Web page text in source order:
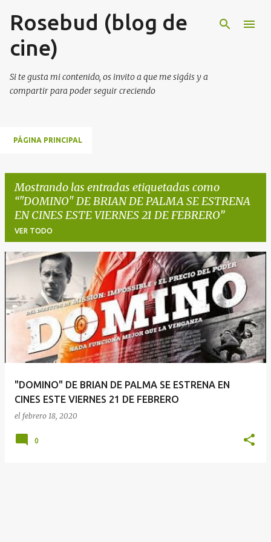
Ir al contenido principal
Rosebud (blog de
cine)
Si te gusta mi contenido, os invito a que me sigáis y a
compartir para poder seguir creciendo
PÁGINA PRINCIPAL
Mostrando las entradas etiquetadas como
"DOMINO" DE BRIAN DE PALMA SE ESTRENA
EN CINES ESTE VIERNES 21 DE FEBRERO
VER TODO
E
t
"DOMINO" DE BRIAN DE PALMA SE ESTRENA EN
CINES ESTE VIERNES 21 DE FEBRERO
el febrero 18, 2020
0